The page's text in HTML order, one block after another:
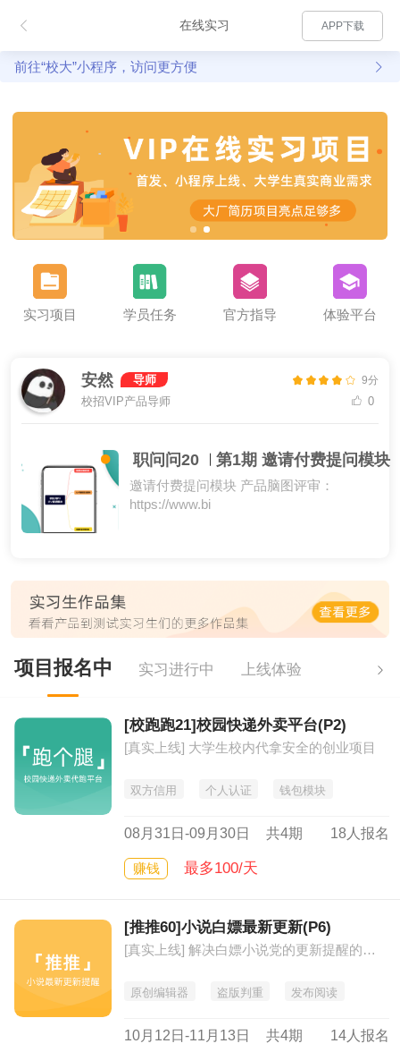
在线实习 APP下载
前往“校大”小程序，访问更方便
实习项目 学员任务 官方指导 体验平台
安然
导师
校招VIP产品导师
9分
0
职问问20 第1期 邀请付费提问模块
邀请付费提问模块 产品脑图评审：
https://www.bi
项目报名中 实习进行中 上线体验
[校跑跑21]校园快递外卖平台(P2)
[真实上线] 大学生校内代拿安全的创业项目
双方信用 个人认证 钱包模块
08月31日-09月30日 共4期 18人报名
赚钱 最多100/天
[推推60]小说白嫖最新更新(P6)
[真实上线] 解决白嫖小说党的更新提醒的及时可靠
原创编辑器 盗版判重 发布阅读
10月12日-11月13日 共4期 14人报名